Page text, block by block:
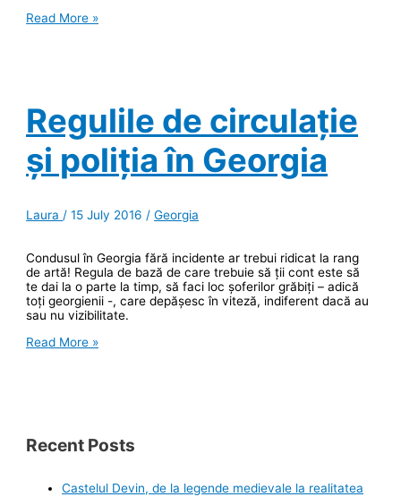
Regulile
Read More »
Regulile de circulație
și poliția în Georgia
Laura/15 July 2016/Georgia
Condusul în Georgia fără incidente ar trebui ridicat la rang
de artă! Regula de bază de care trebuie să ții cont este să
te dai la o parte la timp, să faci loc șoferilor grăbiți – adică
toți georgienii -, care depășesc în viteză, indiferent dacă au
sau nu vizibilitate.
Regulile
Read More »
Recent Posts
Castelul Devin, de la legende medievale la realitatea